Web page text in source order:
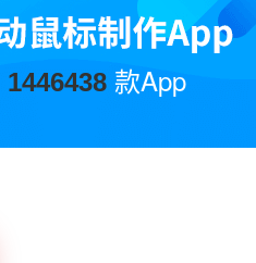
1446438 款App